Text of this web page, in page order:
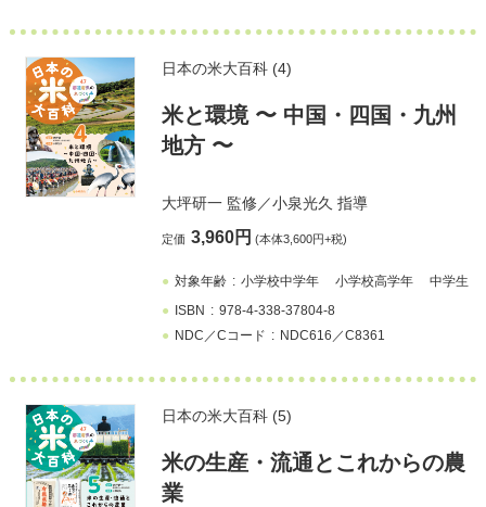
日本の米大百科 (4)
⽶と環境 〜 中国・四国・九州
地方 〜
大坪研一監修／小泉光久 指導
定価 3,960円 (本体3,600円+税)
対象年齢 小学校中学年 小学校高学年
中学生
ISBN
978-4-338-37804-8
NDC／Cコード
NDC616／C8361
日本の米大百科 (5)
米の生産・流通とこれからの農
業